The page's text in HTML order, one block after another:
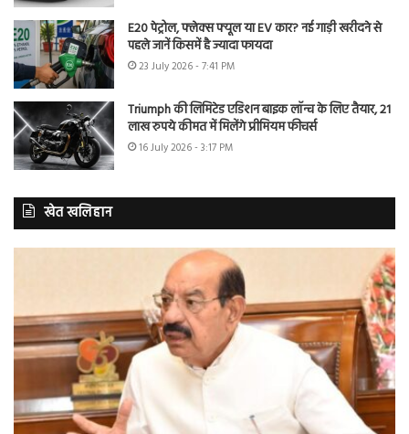
E20 पेट्रोल, फ्लेक्स फ्यूल या EV कार? नई गाड़ी खरीदने से
पहले जानें किसमें है ज्यादा फायदा
23 July 2026 - 7:41 PM
Triumph की लिमिटेड एडिशन बाइक लॉन्च के लिए तैयार, 21
लाख रुपये कीमत में मिलेंगे प्रीमियम फीचर्स
16 July 2026 - 3:17 PM
खेत खलिहान